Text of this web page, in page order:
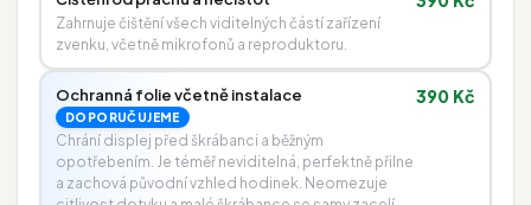
Zahrnuje čištění všech viditelných částí zařízení
zvenku, včetně mikrofonů a reproduktoru.
Ochranná folie včetně instalace
DOPORUČUJEME
Chrání displej před škrábanci a běžným
opotřebením. Je téměř neviditelná, perfektně přilne
a zachová původní vzhled hodinek. Neomezuje
390 Kč